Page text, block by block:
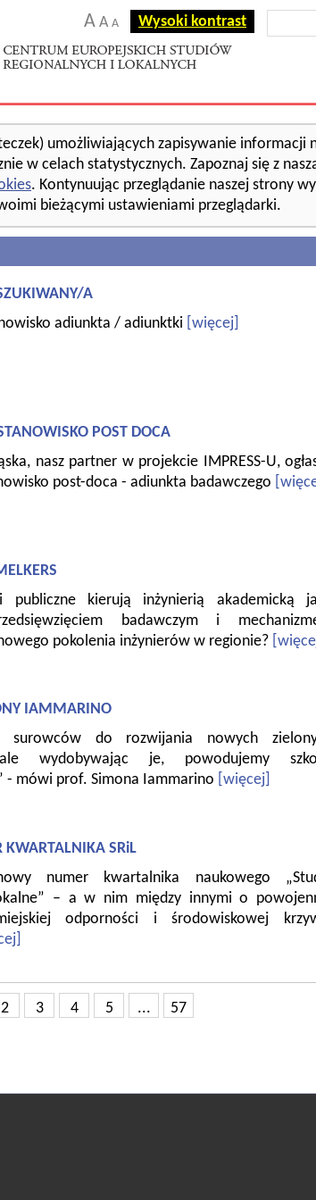
A A A Wysoki kontrast
umożliwiających zapisywanie informacji
w celach statystycznych. Zapoznaj się z
. Kontynuując przeglądanie naszej strony
bieżącymi ustawieniami przeglądarki.
A
adiunkta / adiunktki [więcej]
POST DOCA
nasz partner w projekcie IMPRESS-U,
post-doca - adiunkta badawczego
publiczne kierują inżynierią akademicką
badawczym i
pokolenia inżynierów w regionie?
IAMMARINO
surowców do rozwijania nowych
wydobywając je, powodujemy
- mówi prof. Simona Iammarino [więcej]
SRiL
numer kwartalnika naukowego
– a w nim między innymi o
odporności i środowiskowej
2 3 4 5 ... 57